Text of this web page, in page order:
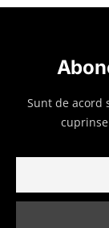
Sunt de acord